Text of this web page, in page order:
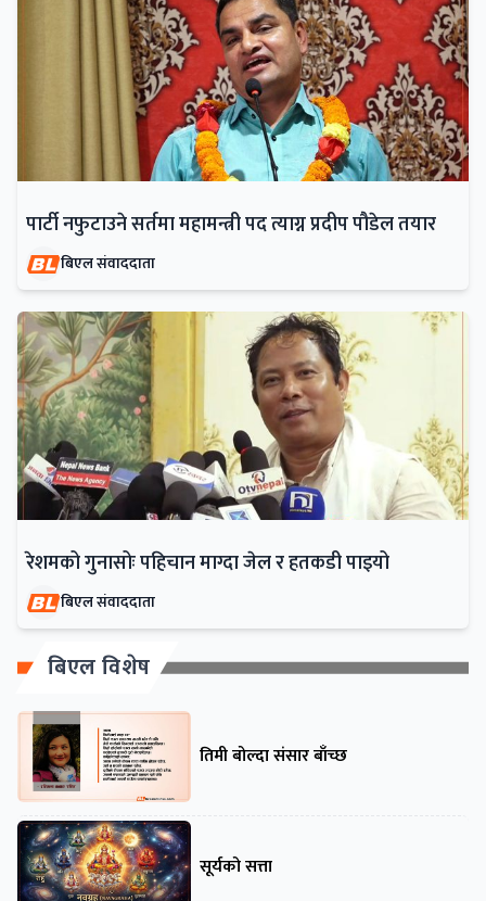
पार्टी नफुटाउने सर्तमा महामन्त्री पद त्याग्न प्रदीप पौडेल तयार
बिएल संवाददाता
रेशमको गुनासोः पहिचान माग्दा जेल र हतकडी पाइयो
बिएल संवाददाता
बिएल विशेष
तिमी बोल्दा संसार बाँच्छ
सूर्यको सत्ता